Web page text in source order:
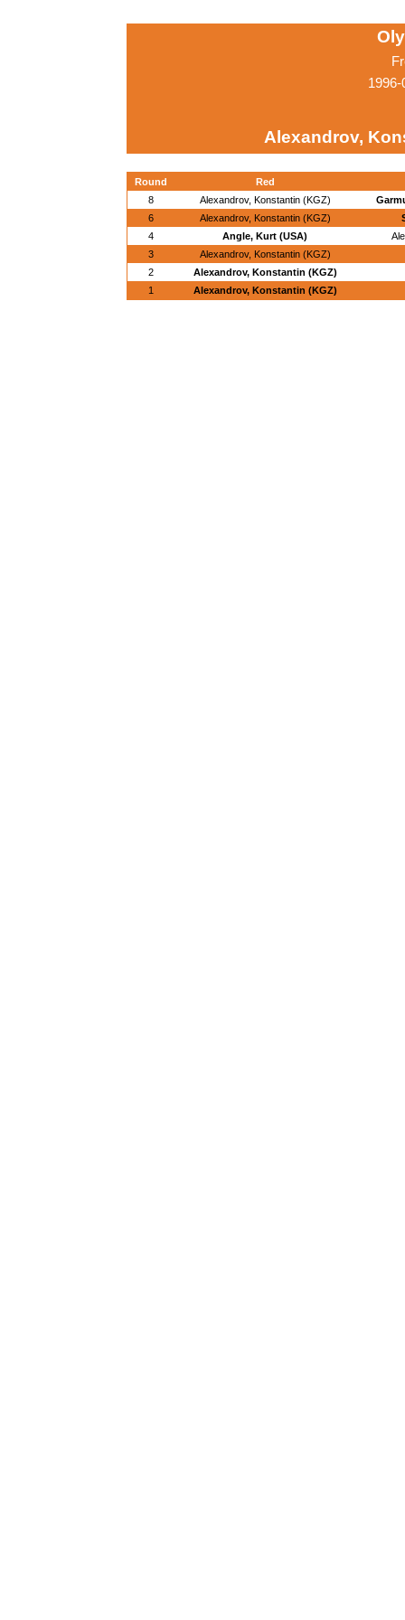
1996-
Alexandrov,
Round
Red
8
Alexandrov, Konstantin (KGZ)
6
Alexandrov, Konstantin (KGZ)
4
Angle, Kurt (USA)
3
Alexandrov, Konstantin (KGZ)
2
Alexandrov, Konstantin (KGZ)
1
Alexandrov, Konstantin (KGZ)